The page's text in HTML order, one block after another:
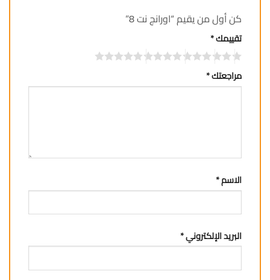
كن أول من يقيم “اورانج نت 8”
تقييمك*
مراجعتك*
الاسم*
البريد الإلكتروني*